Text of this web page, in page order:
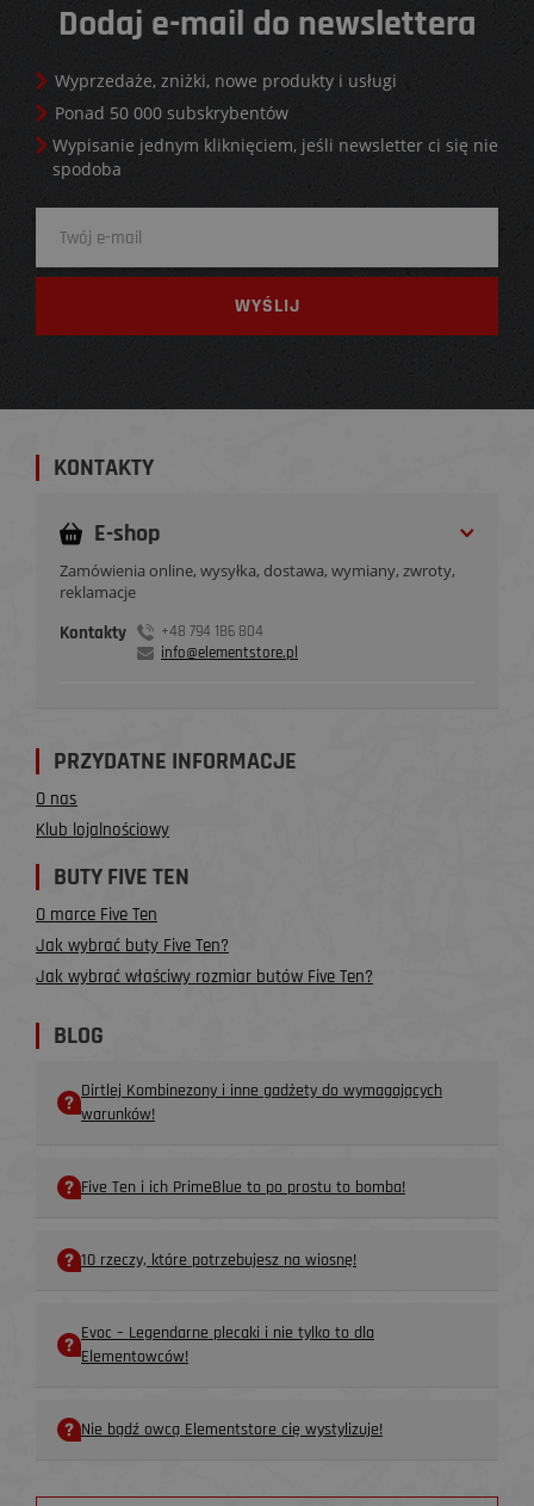
Dodaj e-mail do newslettera
Wyprzedaże, zniżki, nowe produkty i usługi
Ponad 50 000 subskrybentów
Wypisanie jednym kliknięciem, jeśli newsletter ci się nie
spodoba
KONTAKTY
E-shop
Zamówienia online, wysyłka, dostawa, wymiany, zwroty,
reklamacje
Kontakty
+48 794 186 804
info@elementstore.pl
PRZYDATNE INFORMACJE
O nas
Klub lojalnościowy
BUTY FIVE TEN
O marce Five Ten
Jak wybrać buty Five Ten?
Jak wybrać właściwy rozmiar butów Five Ten?
BLOG
Dirtlej Kombinezony i inne gadżety do wymagających
warunków!
Five Ten i ich PrimeBlue to po prostu to bomba!
10 rzeczy, które potrzebujesz na wiosnę!
Evoc – Legendarne plecaki i nie tylko to dla
Elementowców!
Nie bądź owcą Elementstore cię wystylizuje!